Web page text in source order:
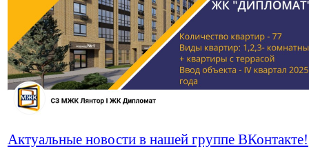
Актуальные новости в нашей группе ВКонтакте!